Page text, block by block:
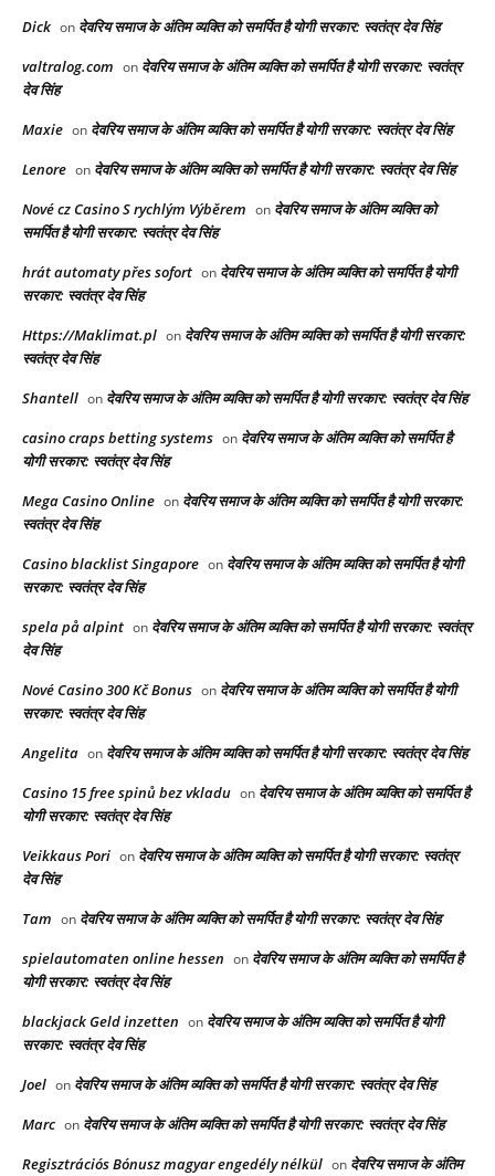
Dick on देवरिय समाज के अंतिम व्यक्ति को समर्पित है योगी सरकार: स्वतंत्र देव सिंह
valtralog.com on देवरिय समाज के अंतिम व्यक्ति को समर्पित है योगी सरकार: स्वतंत्र
देव सिंह
Maxie on देवरिय समाज के अंतिम व्यक्ति को समर्पित है योगी सरकार: स्वतंत्र देव सिंह
Lenore on देवरिय समाज के अंतिम व्यक्ति को समर्पित है योगी सरकार: स्वतंत्र देव सिंह
Nové cz Casino S rychlým Výběrem on देवरिय समाज के अंतिम व्यक्ति को
समर्पित है योगी सरकार: स्वतंत्र देव सिंह
hrát automaty přes sofort on देवरिय समाज के अंतिम व्यक्ति को समर्पित है योगी
सरकार: स्वतंत्र देव सिंह
Https://Maklimat.pl on देवरिय समाज के अंतिम व्यक्ति को समर्पित है योगी सरकार:
स्वतंत्र देव सिंह
Shantell on देवरिय समाज के अंतिम व्यक्ति को समर्पित है योगी सरकार: स्वतंत्र देव सिंह
casino craps betting systems on देवरिय समाज के अंतिम व्यक्ति को समर्पित है
योगी सरकार: स्वतंत्र देव सिंह
Mega Casino Online on देवरिय समाज के अंतिम व्यक्ति को समर्पित है योगी सरकार:
स्वतंत्र देव सिंह
Casino blacklist Singapore on देवरिय समाज के अंतिम व्यक्ति को समर्पित है योगी
सरकार: स्वतंत्र देव सिंह
spela på alpint on देवरिय समाज के अंतिम व्यक्ति को समर्पित है योगी सरकार: स्वतंत्र
देव सिंह
Nové Casino 300 Kč Bonus on देवरिय समाज के अंतिम व्यक्ति को समर्पित है योगी
सरकार: स्वतंत्र देव सिंह
Angelita on देवरिय समाज के अंतिम व्यक्ति को समर्पित है योगी सरकार: स्वतंत्र देव सिंह
Casino 15 free spinů bez vkladu on देवरिय समाज के अंतिम व्यक्ति को समर्पित है
योगी सरकार: स्वतंत्र देव सिंह
Veikkaus Pori on देवरिय समाज के अंतिम व्यक्ति को समर्पित है योगी सरकार: स्वतंत्र
देव सिंह
Tam on देवरिय समाज के अंतिम व्यक्ति को समर्पित है योगी सरकार: स्वतंत्र देव सिंह
spielautomaten online hessen on देवरिय समाज के अंतिम व्यक्ति को समर्पित है
योगी सरकार: स्वतंत्र देव सिंह
blackjack Geld inzetten on देवरिय समाज के अंतिम व्यक्ति को समर्पित है योगी
सरकार: स्वतंत्र देव सिंह
Joel on देवरिय समाज के अंतिम व्यक्ति को समर्पित है योगी सरकार: स्वतंत्र देव सिंह
Marc on देवरिय समाज के अंतिम व्यक्ति को समर्पित है योगी सरकार: स्वतंत्र देव सिंह
Regisztrációs Bónusz magyar engedély nélkül on देवरिय समाज के अंतिम